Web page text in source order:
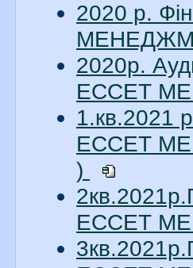
2020 р.
2020р.
ЕССЕТ
1.кв.2021
ЕССЕТ
)
ЕССЕТ